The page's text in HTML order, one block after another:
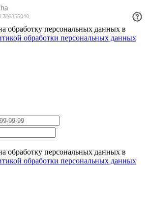
обработку персональных данных в
обработки персональных данных
обработку персональных данных в
обработки персональных данных